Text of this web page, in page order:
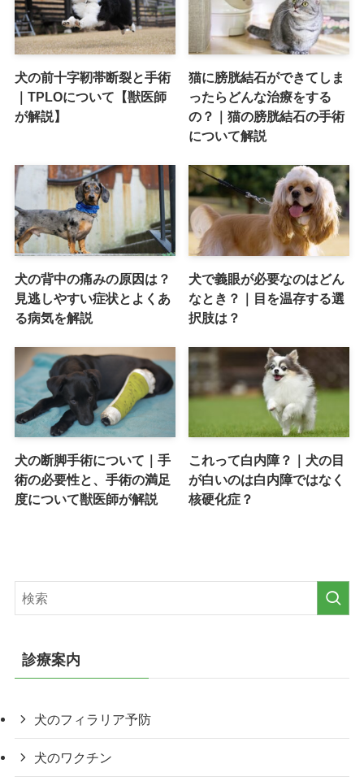
犬の前十字靭帯断裂と手術
｜TPLOについて【獣医師
が解説】
猫に膀胱結石ができてしま
ったらどんな治療をする
の？｜猫の膀胱結石の手術
について解説
犬の背中の痛みの原因は？
見逃しやすい症状とよくあ
る病気を解説
犬で義眼が必要なのはどん
なとき？｜目を温存する選
択肢は？
犬の断脚手術について｜手
術の必要性と、手術の満足
度について獣医師が解説
これって白内障？｜犬の目
が白いのは白内障ではなく
核硬化症？
診療案内
犬のフィラリア予防
犬のワクチン